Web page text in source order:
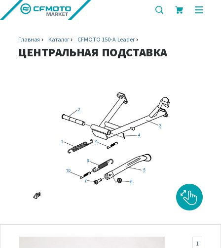
показать
поиска
Главная Каталог CFMOTO 150-A Leader
ЦЕНТРАЛЬНАЯ ПОДСТАВКА
1